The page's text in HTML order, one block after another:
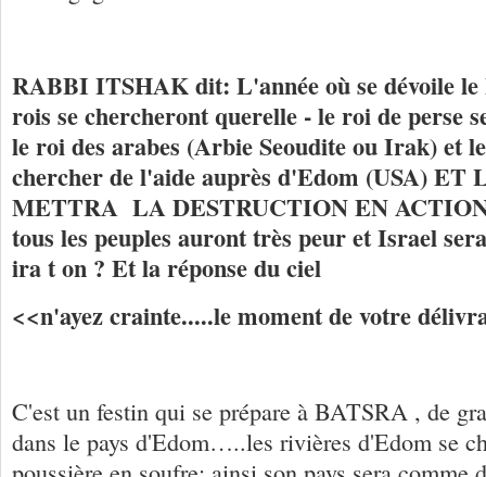
RABBI ITSHAK dit: L'année où se dévoile le
rois se chercheront querelle - le roi de perse
le roi des arabes (Arbie Seoudite ou Irak) et
chercher de l'aide auprès d'Edom (USA) ET
METTRA LA DESTRUCTION EN
tous les peuples auront très peur et Israel
ira t on ? Et la réponse du ciel
<<n'ayez crainte.....le moment de votre
C'est un festin qui se prépare à BATSRA , de
dans le pays d'Edom…..les rivières d'Edom se